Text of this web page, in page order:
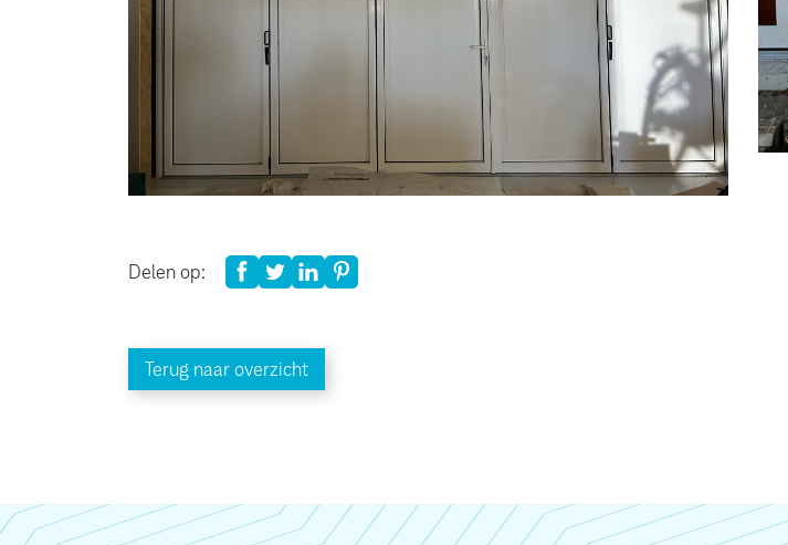
Delen op:
Terug naar overzicht